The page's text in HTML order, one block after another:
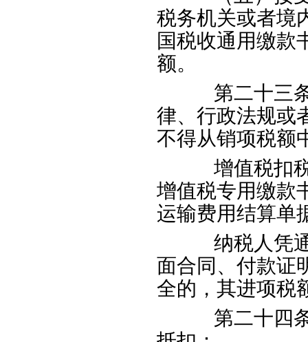
税务机关或者境
国税收通用缴款
额。
第二十三条
律、行政法规或
不得从销项税额
增值税扣税
增值税专用缴款
运输费用结算单
纳税人凭通
面合同、付款证
全的，其进项税
第二十四条